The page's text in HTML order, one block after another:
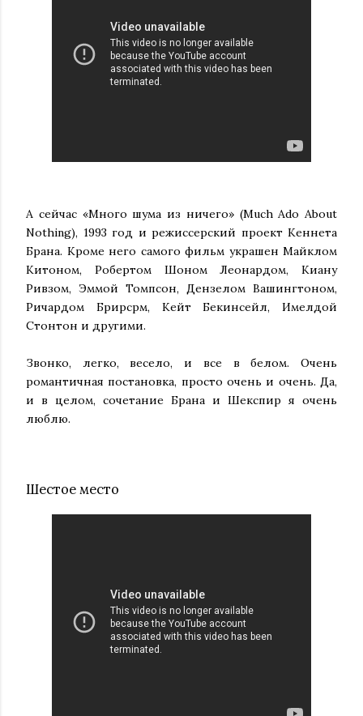
А сейчас «Много шума из ничего» (Much Ado About
Nothing), 1993 год и режиссерский проект Кеннета
Брана. Кроме него самого фильм украшен Майклом
Китоном, Робертом Шоном Леонардом, Киану
Ривзом, Эммой Томпсон, Дензелом Вашингтоном,
Ричардом Брирсрм, Кейт Бекинсейл, Имелдой
Стонтон и другими.
Звонко, легко, весело, и все в белом. Очень
романтичная постановка, просто очень и очень. Да,
и в целом, сочетание Брана и Шекспир я очень
люблю.
Шестое место